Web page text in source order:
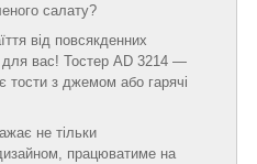
салату?
від повсякденних
вас! Тостер AD 3214 —
тости з джемом або гарячі
не тільки
працюватиме на